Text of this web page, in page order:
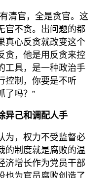
清官，全是贪官。这
官不贪。出问题的都
真心反贪就改变这个
贪，他是用反贪来控
工具，是一种政治手
控制，你要是不听
了吗？”
异己和调配人手
为，权力不受监督必
的制度就是腐败的温
济增长作为党员干部
也为官员腐败创造了